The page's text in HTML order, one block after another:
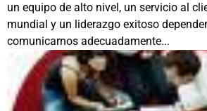
un equipo de alto nivel, un servicio al
mundial y un liderazgo exitoso
comunicarnos adecuadamente...